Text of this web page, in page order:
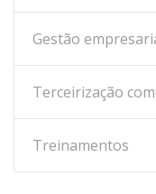
Gestão
Terceirização
Treinamentos